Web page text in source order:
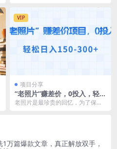
VIP
项目分享
“老照片”赚差价，0投入，轻松
日入150-300+
老照片是最珍贵的回忆，为了保留
万篇爆款文章，真正解放双手，